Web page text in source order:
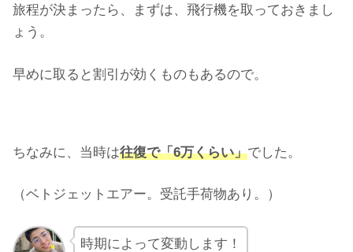
旅程が決まったら、まずは、飛行機を取っておきまし
ょう。
早めに取ると割引が効くものもあるので。
ちなみに、当時は往復で「6万くらい」でした。
（ベトジェットエアー。受託手荷物あり。）
時期によって変動します！